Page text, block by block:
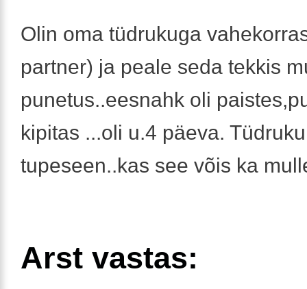
Olin oma tüdrukuga
partner) ja peale seda tekkis
punetus..eesnahk oli
kipitas ...oli u.4 päeva.
tupeseen..kas see võis ka
Arst vastas: